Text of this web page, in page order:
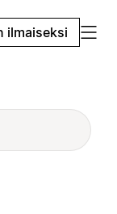
ilmaiseksi